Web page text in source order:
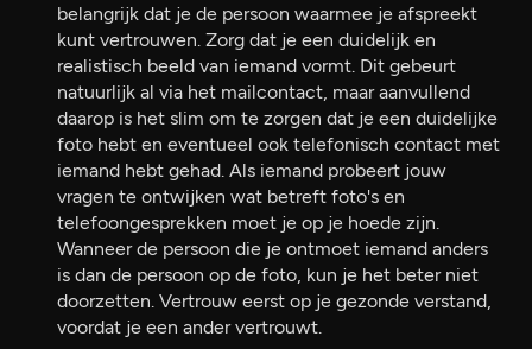
belangrijk dat je de persoon waarmee je afspreekt
kunt vertrouwen. Zorg dat je een duidelijk en
realistisch beeld van iemand vormt. Dit gebeurt
natuurlijk al via het mailcontact, maar aanvullend
daarop is het slim om te zorgen dat je een duidelijke
foto hebt en eventueel ook telefonisch contact met
iemand hebt gehad. Als iemand probeert jouw
vragen te ontwijken wat betreft foto's en
telefoongesprekken moet je op je hoede zijn.
Wanneer de persoon die je ontmoet iemand anders
is dan de persoon op de foto, kun je het beter niet
doorzetten. Vertrouw eerst op je gezonde verstand,
voordat je een ander vertrouwt.